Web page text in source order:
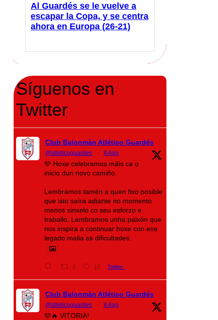
Al Guardés se le vuelve a
escapar la Copa, y se centra
ahora en Europa (26-21)
Síguenos en
Twitter
Club Balonmán Atlético Guardés
@atleticoguardes · 8 Ago
🩵 Hoxe celebramos máis ca o
inicio dun novo camiño.
Lembramos tamén a quen fixo posible
que isto saíra adiante no momento
menos sinxelo co seu esforzo e
traballo. Lembramos unha paixón que
nos inspira a continuar hoxe con ese
legado malia as dificultades.
3 10 Twitter
Club Balonmán Atlético Guardés
@atleticoguardes · 8 Ago
🩵🔥 VITORIA!